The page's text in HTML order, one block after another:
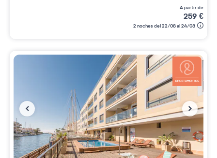
a partir de
259 €
2 noches del 22/08 al 24/08